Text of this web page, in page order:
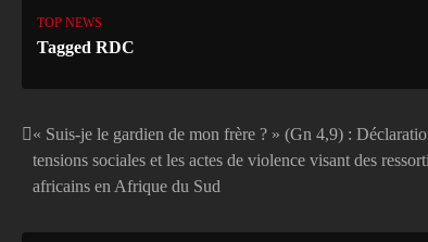
TOP NEWS
Tagged RDC
Navigation
de
« Suis-je le gardien de mon frère ? » (Gn 4,9) :
tensions sociales et les actes de violence visant des
africains en Afrique du Sud